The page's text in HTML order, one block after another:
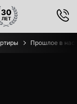
Прошлое в